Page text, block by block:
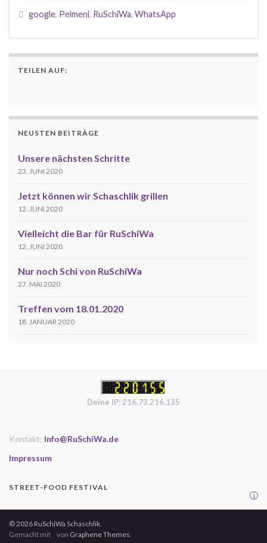
google, Pelmeni, RuSchiWa, WhatsApp
TEILEN AUF:
NEUSTEN BEITRÄGE
Unsere nächsten Schritte
23. JUNI 2020
Jetzt können wir Schaschlik grillen
12. JUNI 2020
Vielleicht die Bar für RuSchiWa
12. JUNI 2020
Nur noch Schi von RuSchiWa
27. MAI 2020
Treffen vom 18.01.2020
18. JANUAR 2020
Deine IP: 216.73.216.135
Kontakt: Info@RuSchiWa.de
Impressum
STREET-FOOD FESTIVAL
i
© 2026 RuSchiWa Schaschlik.
Gemacht mit
von Graphene Themes.